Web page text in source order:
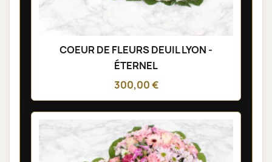
COEUR DE FLEURS DEUIL LYON -
ÉTERNEL
300,00 €